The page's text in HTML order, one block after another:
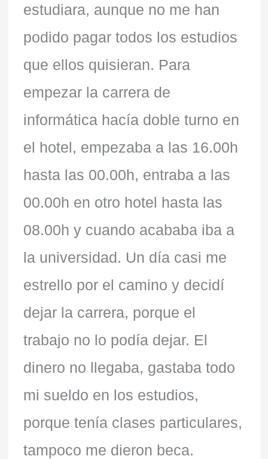
estudiara, aunque no me han
podido pagar todos los estudios
que ellos quisieran. Para
empezar la carrera de
informática hacía doble turno en
el hotel, empezaba a las 16.00h
hasta las 00.00h, entraba a las
00.00h en otro hotel hasta las
08.00h y cuando acababa iba a
la universidad. Un día casi me
estrello por el camino y decidí
dejar la carrera, porque el
trabajo no lo podía dejar. El
dinero no llegaba, gastaba todo
mi sueldo en los estudios,
porque tenía clases particulares,
tampoco me dieron beca.